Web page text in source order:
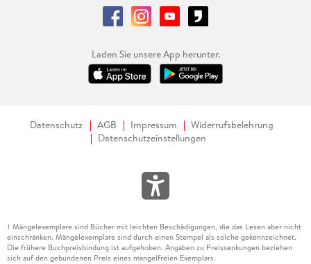
Laden Sie unsere App herunter.
Datenschutz AGB Impressum
Widerrufsbelehrung
Datenschutzeinstellungen
1 Mängelexemplare sind Bücher mit leichten Beschädigungen, die das Lesen aber nicht
einschränken. Mängelexemplare sind durch einen Stempel als solche gekennzeichnet.
Die frühere Buchpreisbindung ist aufgehoben. Angaben zu Preissenkungen beziehen
sich auf den gebundenen Preis eines mangelfreien Exemplars.